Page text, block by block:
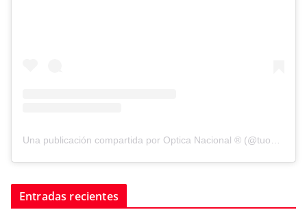
Una publicación compartida por Optica Nacional ® (@tuopticanacional)
Entradas recientes